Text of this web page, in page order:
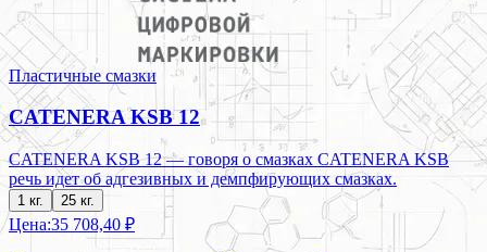
Пластичные смазки
CATENERA KSB 12
CATENERA KSB 12 — говоря о смазках CATENERA KSB
речь идет об адгезивных и демпфирующих смазках.
1 кг. 25 кг.
Цена:35 708,40 ₽